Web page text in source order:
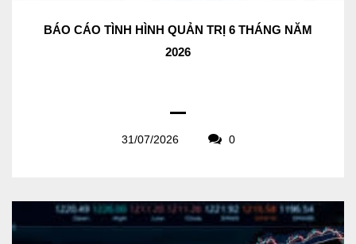
BÁO CÁO TÌNH HÌNH QUẢN TRỊ 6 THÁNG NĂM
2026
31/07/2026 0